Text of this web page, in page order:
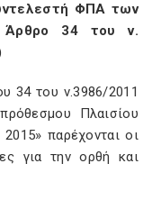
ΦΠΑ των
Άρθρο 34 του ν.
34 του ν.3986/2011
Πλαισίου
παρέχονται οι
για την ορθή και